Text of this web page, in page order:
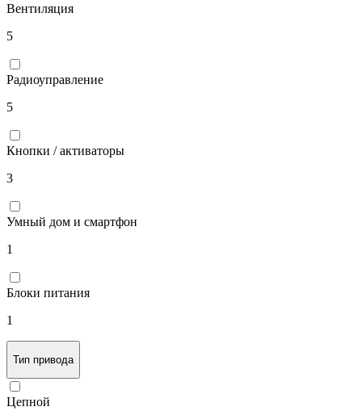
Вентиляция
5
Радиоуправление
5
Кнопки / активаторы
3
Умный дом и смартфон
1
Блоки питания
1
Тип привода
Цепной